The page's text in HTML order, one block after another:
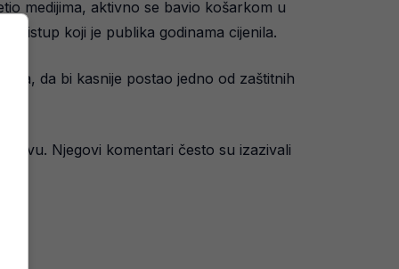
medijima, aktivno se bavio košarkom u
pristup koji je publika godinama cijenila.
da bi kasnije postao jedno od zaštitnih
Njegovi komentari često su izazivali